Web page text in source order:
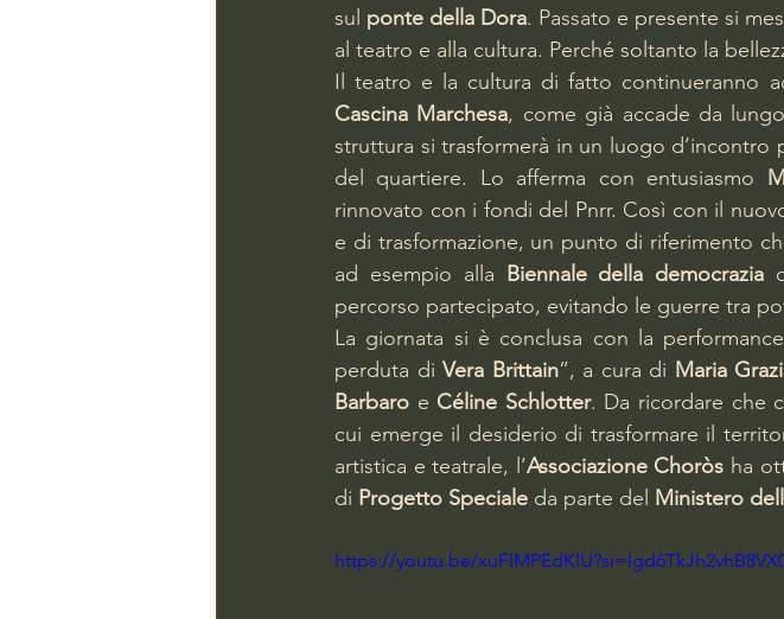
sul ponte della Dora. Passato e presente si
al teatro e alla cultura. Perché soltanto la
Il teatro e la cultura di fatto continueranno
Cascina Marchesa, come già accade da
struttura si trasformerà in un luogo d’incontro
del quartiere. Lo afferma con entusiasmo
rinnovato con i fondi del Pnrr. Così con il
e di trasformazione, un punto di riferimento
ad esempio alla Biennale della democrazia
percorso partecipato, evitando le guerre tra
La giornata si è conclusa con la
perduta di Vera Brittain”, a cura di Maria
Barbaro e Céline Schlotter. Da ricordare che
cui emerge il desiderio di trasformare il
artistica e teatrale, l’Associazione Choròs ha
di Progetto Speciale da parte del Ministero
https://youtu.be/